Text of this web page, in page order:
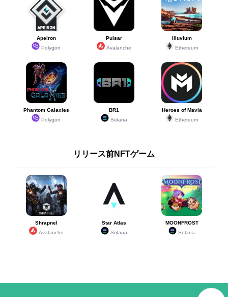
Apeiron
Polygon
Pulsar
Avalanche
Illuvium
Ethereum
Phantom Galaxies
Polygon
BR1
Solana
Heroes of Mavia
Ethereum
リリース前NFTゲーム
Shrapnel
Avalanche
Star Atlas
Solana
MOONFROST
Solana